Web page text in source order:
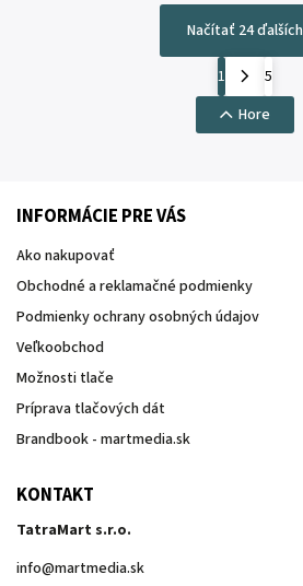
Načítať 24 ďalších
1
5
Hore
INFORMÁCIE PRE VÁS
Ako nakupovať
Obchodné a reklamačné podmienky
Podmienky ochrany osobných údajov
Veľkoobchod
Možnosti tlače
Príprava tlačových dát
Brandbook - martmedia.sk
KONTAKT
TatraMart s.r.o.
info@martmedia.sk